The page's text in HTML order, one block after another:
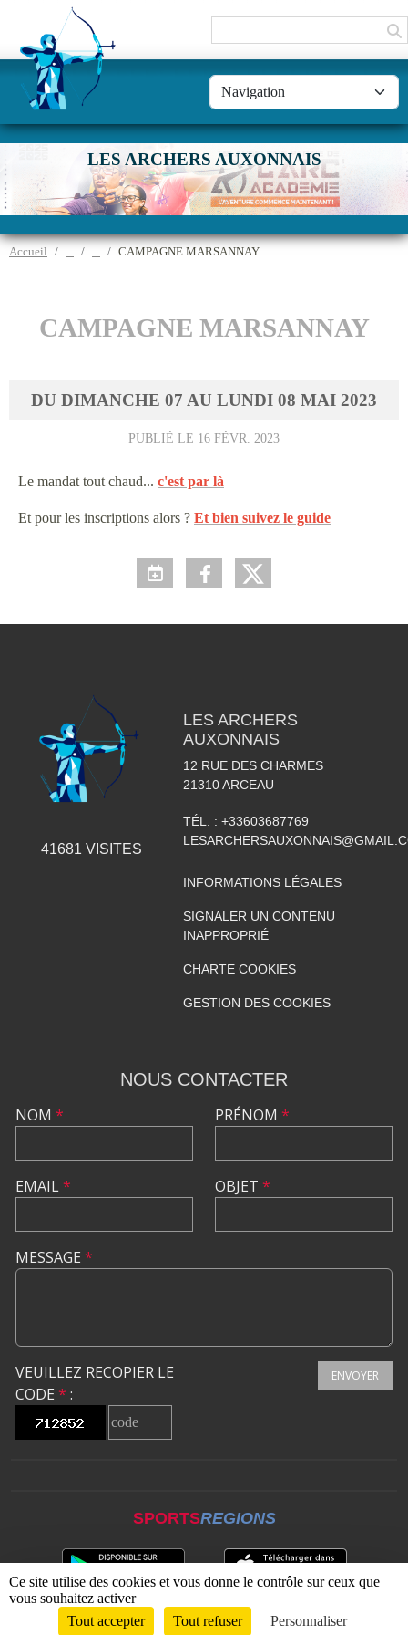
LES ARCHERS AUXONNAIS
Accueil CAMPAGNE MARSANNAY
CAMPAGNE MARSANNAY
DU DIMANCHE 07 AU LUNDI 08 MAI 2023
PUBLIÉ LE 16 FÉVR. 2023
Le mandat tout chaud... c'est par là
Et pour les inscriptions alors ? Et bien suivez le guide
41681 VISITES
LES ARCHERS
AUXONNAIS
12 RUE DES CHARMES
21310 ARCEAU
TÉL. : +33603687769
INFORMATIONS LÉGALES
SIGNALER UN CONTENU
INAPPROPRIÉ
CHARTE COOKIES
GESTION DES COOKIES
NOUS CONTACTER
NOM *
EMAIL*
PRÉNOM *
OBJET *
MESSAGE *
VEUILLEZ RECOPIER LE
CODE * :
ENVOYER
SPORTSREGIONS
Envie de participer ? CONNEXION
Panneau de gestion des cookies
Ce site utilise des cookies et vous donne le contrôle sur ceux que
vous souhaitez activer
Tout accepter
Tout refuser Personnaliser